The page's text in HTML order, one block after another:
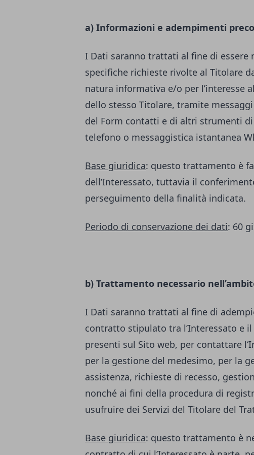
a) Informazioni e adempimenti
I Dati saranno trattati al fine di
specifiche richieste rivolte al Titolare
natura informativa e/o per l’interesse
dello stesso Titolare, tramite
del Form contatti e di altri strumenti
telefono o messaggistica istantanea
Base giuridica: questo trattamento è
dell’Interessato, tuttavia il
perseguimento della finalità indicata.
Periodo di conservazione dei dati: 60
b) Trattamento necessario
I Dati saranno trattati al fine di
contratto stipulato tra l’Interessato e
presenti sul Sito web, per contattare
per la gestione del medesimo, per la
assistenza, richieste di recesso,
nonché ai fini della procedura di
usufruire dei Servizi del Titolare del
Base giuridica: questo trattamento è